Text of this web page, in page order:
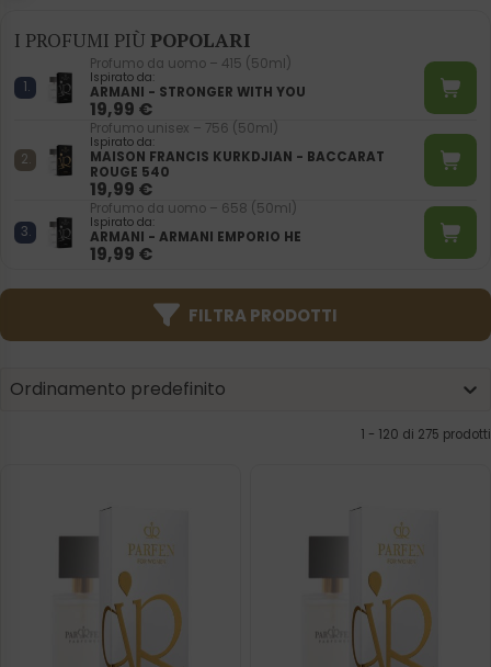
I PROFUMI PIÙ POPOLARI
Profumo da uomo – 415 (50ml)
Ispirato da:
ARMANI - STRONGER WITH YOU
19,99 €
Profumo unisex – 756 (50ml)
Ispirato da:
MAISON FRANCIS KURKDJIAN - BACCARAT
ROUGE 540
19,99 €
Profumo da uomo – 658 (50ml)
Ispirato da:
ARMANI - ARMANI EMPORIO HE
19,99 €
FILTRA PRODOTTI
Product | Sorting
Sort content
Ordinamento predefinito
Sort content
1 - 120 di 275 prodotti